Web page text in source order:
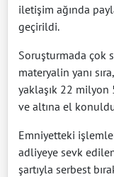
iletişim ağında
geçirildi.
Soruşturmada çok
materyalin yanı
yaklaşık 22 milyon
ve altına el
Emniyetteki
adliyeye sevk
şartıyla serbest